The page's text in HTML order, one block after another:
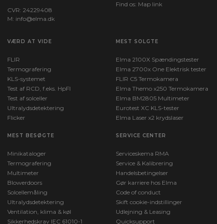
CVR: 24229408
M: info@elma.dk
Find os: Map link
VÆRD AT VIDE
FLIR
Termografering
KLS-systemet
Test af RCD, f.eks. HpFI
Test af solceller
Ultralydsdetektering
Flicker
MEST SOLGTE
Elma 2100X Spændingstester
Elma 2700x One Elektrisk tester
FLIR C5 Termokamera
Elma Themo x250 Termokamera
Elma BM2805 Multimeter
Eurotest XC KLS-tester
Elma Laser x2 krydslaser
MEST BESØGTE
Minikataloger
Termografering
Multimeter
Blowerdoors
Solcellemåling
Ultralydsdetektering
Ventilation, klima & køl
Sikkerhedskrav IEC 61010-1
SERVICE CENTER
Serviceskema RMA
Service & Kalibrering
Handelsbetingelser
Gør karriere hos Elma
Code of conduct
Skift cookie-indstillinger
Udlejning & Leasing
Quicksupport